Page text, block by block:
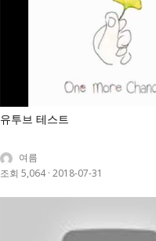
유투브 테스트
여름
조회 5,064 · 2018-07-31